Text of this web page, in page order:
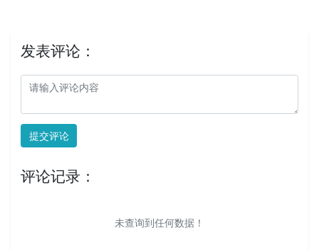
发表评论：
提交评论
评论记录：
未查询到任何数据！